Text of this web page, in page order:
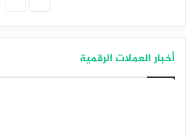
أخبار العملات الرقمية